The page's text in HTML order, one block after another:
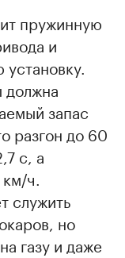
пружинную
и
запас
разгон до 60
с, а
ч.
служить
но
газу и даже